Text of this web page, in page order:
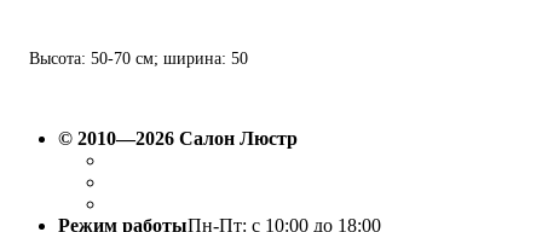
Высота: 50-70 см; ширина: 50
© 2010—2026 Салон Люстр
Режим работыПн-Пт: с 10:00 до 18:00